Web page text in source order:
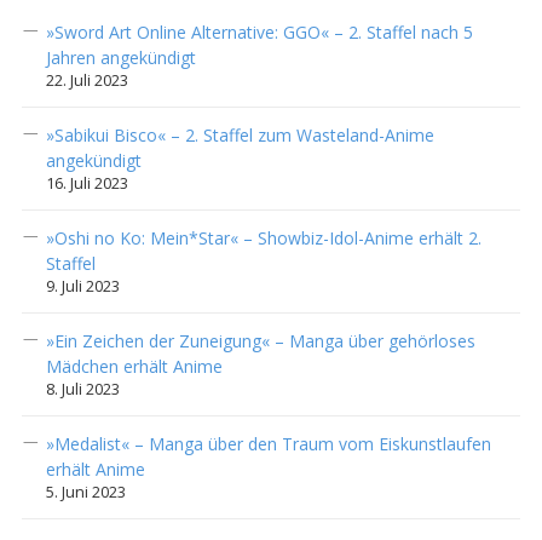
»Sword Art Online Alternative: GGO« – 2. Staffel nach 5
Jahren angekündigt
22. Juli 2023
»Sabikui Bisco« – 2. Staffel zum Wasteland-Anime
angekündigt
16. Juli 2023
»Oshi no Ko: Mein*Star« – Showbiz-Idol-Anime erhält 2.
Staffel
9. Juli 2023
»Ein Zeichen der Zuneigung« – Manga über gehörloses
Mädchen erhält Anime
8. Juli 2023
»Medalist« – Manga über den Traum vom Eiskunstlaufen
erhält Anime
5. Juni 2023